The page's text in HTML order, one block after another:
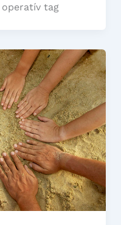
tag